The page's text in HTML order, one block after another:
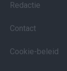
Redactie
Contact
Cookie-beleid